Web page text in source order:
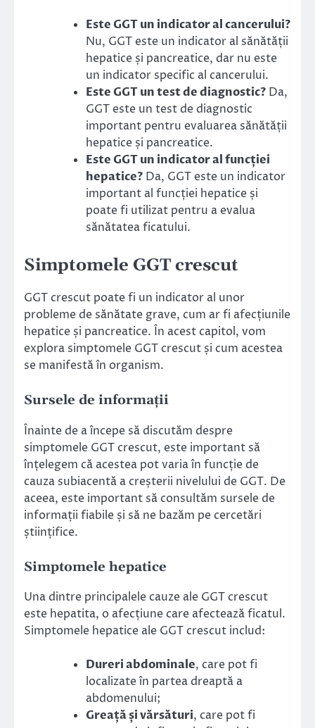
Este GGT un indicator al cancerului?
Nu, GGT este un indicator al sănătății
hepatice și pancreatice, dar nu este
un indicator specific al cancerului.
Este GGT un test de diagnostic? Da,
GGT este un test de diagnostic
important pentru evaluarea sănătății
hepatice și pancreatice.
Este GGT un indicator al funcției
hepatice? Da, GGT este un indicator
important al funcției hepatice și
poate fi utilizat pentru a evalua
sănătatea ficatului.
Simptomele GGT crescut
GGT crescut poate fi un indicator al unor
probleme de sănătate grave, cum ar fi afecțiunile
hepatice și pancreatice. În acest capitol, vom
explora simptomele GGT crescut și cum acestea
se manifestă în organism.
Sursele de informații
Înainte de a începe să discutăm despre
simptomele GGT crescut, este important să
înțelegem că acestea pot varia în funcție de
cauza subiacentă a creșterii nivelului de GGT. De
aceea, este important să consultăm sursele de
informații fiabile și să ne bazăm pe cercetări
științifice.
Simptomele hepatice
Una dintre principalele cauze ale GGT crescut
este hepatita, o afecțiune care afectează ficatul.
Simptomele hepatice ale GGT crescut includ:
Dureri abdominale, care pot fi
localizate în partea dreaptă a
abdomenului;
Greață și vărsături, care pot fi